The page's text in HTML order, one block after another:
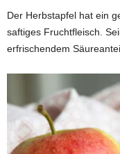
Der Herbstapfel hat ein
saftiges Fruchtfleisch.
erfrischendem